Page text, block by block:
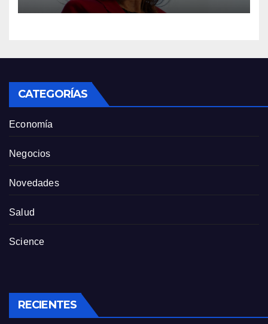
CATEGORÍAS
Economía
Negocios
Novedades
Salud
Science
RECIENTES